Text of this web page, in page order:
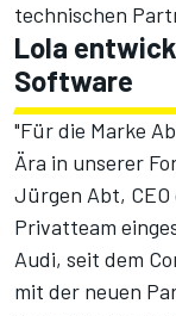
technischen
Lola
Software
"Für die Marke
Ära in unserer
Jürgen Abt, CEO
Privatteam
Audi, seit dem
mit der neuen